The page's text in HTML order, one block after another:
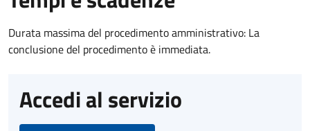
Durata massima del procedimento amministrativo: La
conclusione del procedimento è immediata.
Accedi al servizio